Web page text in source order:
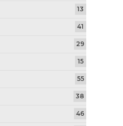
13
41
29
15
55
38
46